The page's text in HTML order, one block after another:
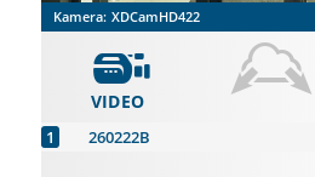
Kamera: XDCamHD422
VIDEO
260222B